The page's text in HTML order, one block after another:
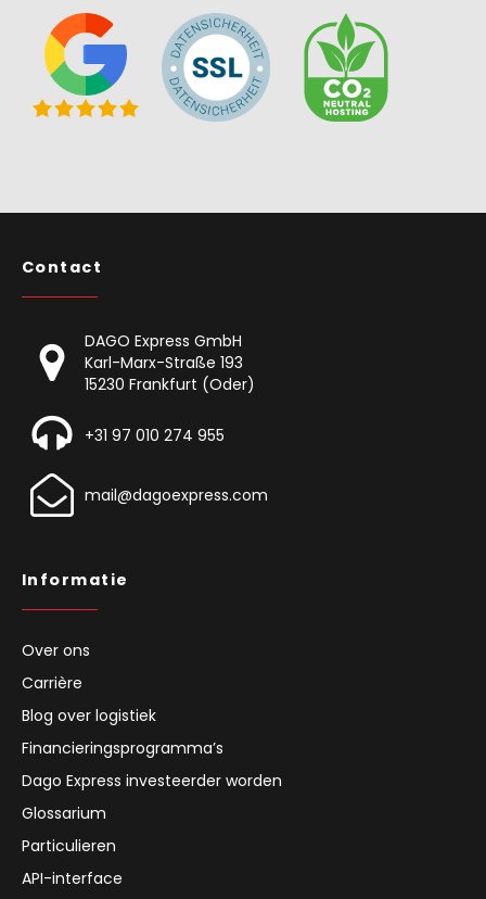
Contact
DAGO Express GmbH
Karl-Marx-Straße 193
15230 Frankfurt (Oder)
+31 97 010 274 955
mail@dagoexpress.com
Informatie
Over ons
Carrière
Blog over logistiek
Financieringsprogramma’s
Dago Express investeerder worden
Glossarium
Particulieren
API-interface